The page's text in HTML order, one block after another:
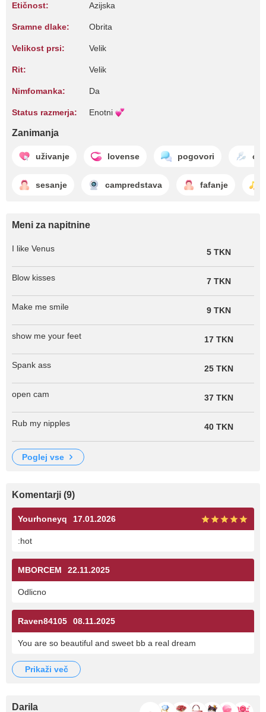
Etičnost: Azijska
Sramne dlake: Obrita
Velikost prsi: Velik
Rit: Velik
Nimfomanka: Da
Status razmerja: Enotni
Zanimanja
uživanje lovense pogovori
sesanje campredstava fafanje
Meni za napitnine
I like Venus 5 TKN
Blow kisses 7 TKN
Make me smile 9 TKN
show me your feet 17 TKN
Spank ass 25 TKN
open cam 37 TKN
Rub my nipples 40 TKN
poglej vse
Komentarji (9)
Yourhoneyq 17.01.2026
:hot
MBORCEM 22.11.2025
Odlicno
Raven84105 08.11.2025
You are so beautiful and sweet bb a real dream
prikaži več
Darila